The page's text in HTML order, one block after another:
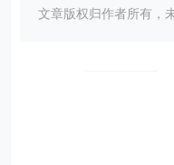
文章版权归作者所有，